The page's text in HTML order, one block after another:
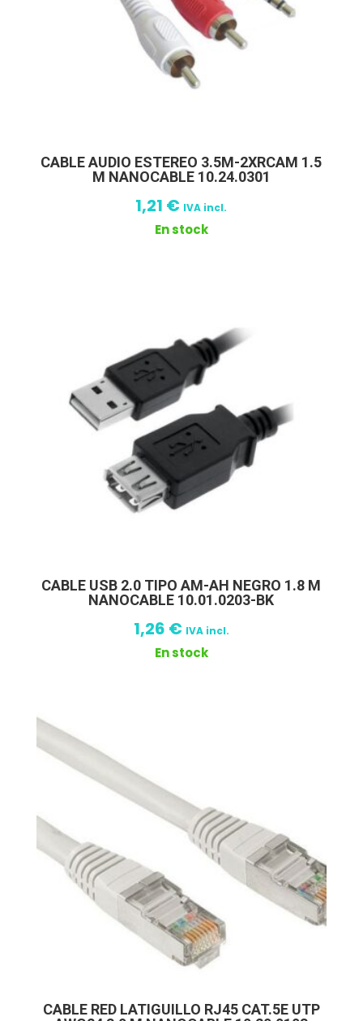
CABLE AUDIO ESTEREO 3.5M-2XRCAM 1.5
M NANOCABLE 10.24.0301
1,21 € IVA incl.
En stock
CABLE USB 2.0 TIPO AM-AH NEGRO 1.8 M
NANOCABLE 10.01.0203-BK
1,26 € IVA incl.
En stock
CABLE RED LATIGUILLO RJ45 CAT.5E UTP